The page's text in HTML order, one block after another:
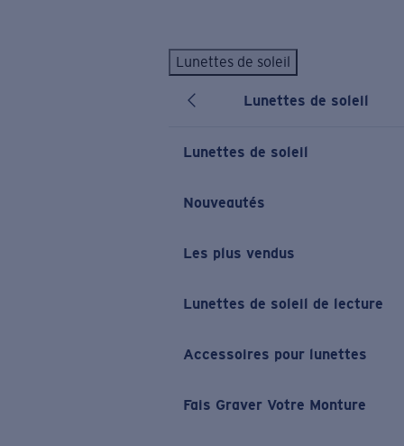
Lunettes de soleil
Lunettes de soleil
Lunettes de soleil
Nouveautés
Les plus vendus
Lunettes de soleil de lecture
Accessoires pour lunettes
Fais Graver Votre Monture
LES PLUS RECHERCHÉS
Lunettes de soleil personnalisées Nouveau